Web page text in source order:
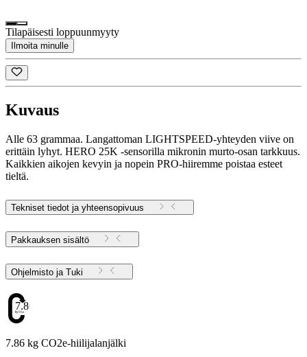
Tilapäisesti loppuunmyyty
Ilmoita minulle
Kuvaus
Alle 63 grammaa. Langattoman LIGHTSPEED-yhteyden viive on
erittäin lyhyt. HERO 25K -sensorilla mikronin murto-osan tarkkuus.
Kaikkien aikojen kevyin ja nopein PRO-hiiremme poistaa esteet
tieltä.
Tekniset tiedot ja yhteensopivuus
Pakkauksen sisältö
Ohjelmisto ja Tuki
7.86
7.86 kg CO2e-hiilijalanjälki